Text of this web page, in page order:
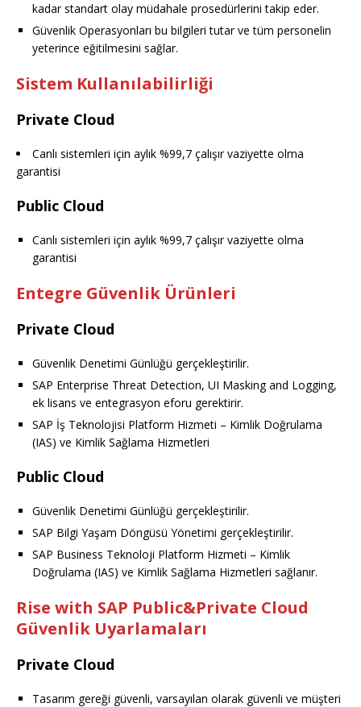
kadar standart olay müdahale prosedürlerini takip eder.
Güvenlik Operasyonları bu bilgileri tutar ve tüm personelin
yeterince eğitilmesini sağlar.
Sistem Kullanılabilirliği
Private Cloud
Canlı sistemleri için aylık %99,7 çalışır vaziyette olma
garantisi
Public Cloud
Canlı sistemleri için aylık %99,7 çalışır vaziyette olma
garantisi
Entegre Güvenlik Ürünleri
Private Cloud
Güvenlik Denetimi Günlüğü gerçekleştirilir.
SAP Enterprise Threat Detection, UI Masking and Logging,
ek lisans ve entegrasyon eforu gerektirir.
SAP İş Teknolojisi Platform Hizmeti – Kimlik Doğrulama
(IAS) ve Kimlik Sağlama Hizmetleri
Public Cloud
Güvenlik Denetimi Günlüğü gerçekleştirilir.
SAP Bilgi Yaşam Döngüsü Yönetimi gerçekleştirilir.
SAP Business Teknoloji Platform Hizmeti – Kimlik
Doğrulama (IAS) ve Kimlik Sağlama Hizmetleri sağlanır.
Rise with SAP Public&Private Cloud
Güvenlik Uyarlamaları
Private Cloud
Tasarım gereği güvenli, varsayılan olarak güvenli ve müşteri